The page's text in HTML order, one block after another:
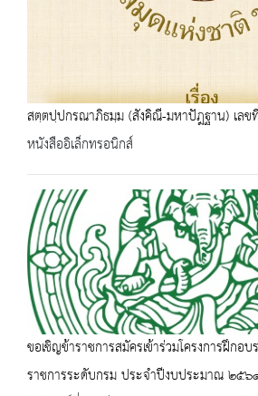
สตฺตปฺปกรณาภิธมฺม (สังคิณี-มหาปัฎฐาน) เล
หนังสืออิเล็กทรอนิกส์
ขอเชิญข้าราชการสมัครเข้าร่วมโครงการฝึกอ
ราชการระดับกรม ประจำปีงบประมาณ ๒๕๖